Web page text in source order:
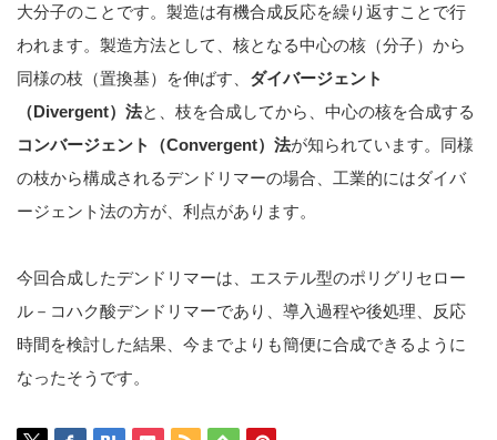
大分子のことです。製造は有機合成反応を繰り返すことで行
われます。製造方法として、核となる中心の核（分子）から
同様の枝（置換基）を伸ばす、 ダイバージェント
（Divergent）法と、枝を合成してから、中心の核を合成する
コンバージェント（Convergent）法が知られています。同様
の枝から構成されるデンドリマーの場合、工業的にはダイバ
ージェント法の方が、利点があります。
今回合成したデンドリマーは、エステル型のポリグリセロー
ル－コハク酸デンドリマーであり、導入過程や後処理、反応
時間を検討した結果、今までよりも簡便に合成できるように
なったそうです。